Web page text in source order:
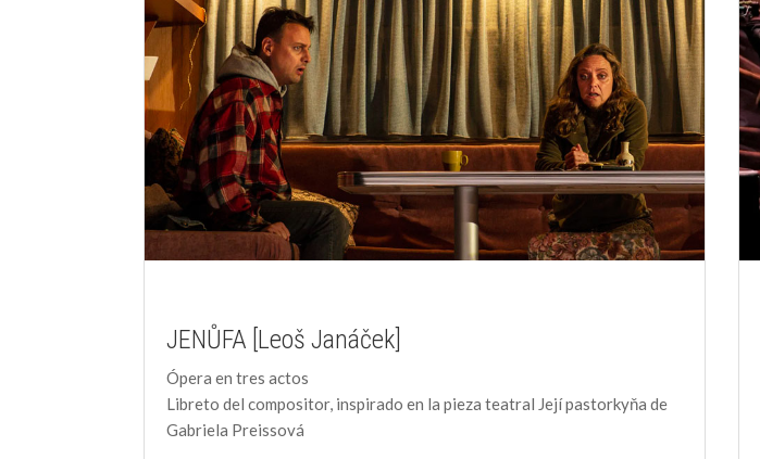
JENŮFA [Leoš Janáček]
Ópera en tres actos
Libreto del compositor, inspirado en la pieza teatral Její pastorkyňa de
Gabriela Preissová